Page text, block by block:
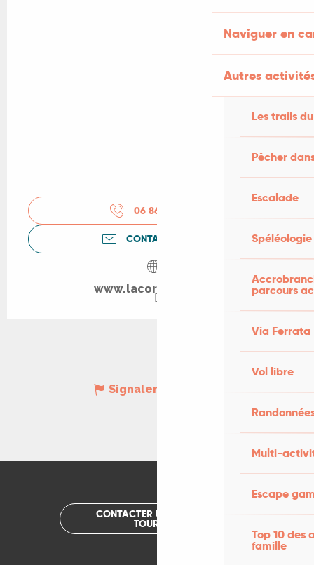
Naviguer en
Autres
Les trails
Pêcher
Escalade
Spéléologie
parcours
Via Ferrata
Vol libre
Multi-
Escape
Top 10 des
famille
06 86 64 77
CONTACTEZ-NOUS
www.lacormiere.com
Signaler une erreur
CONTACTER UN OFFICE DE
TOURISME